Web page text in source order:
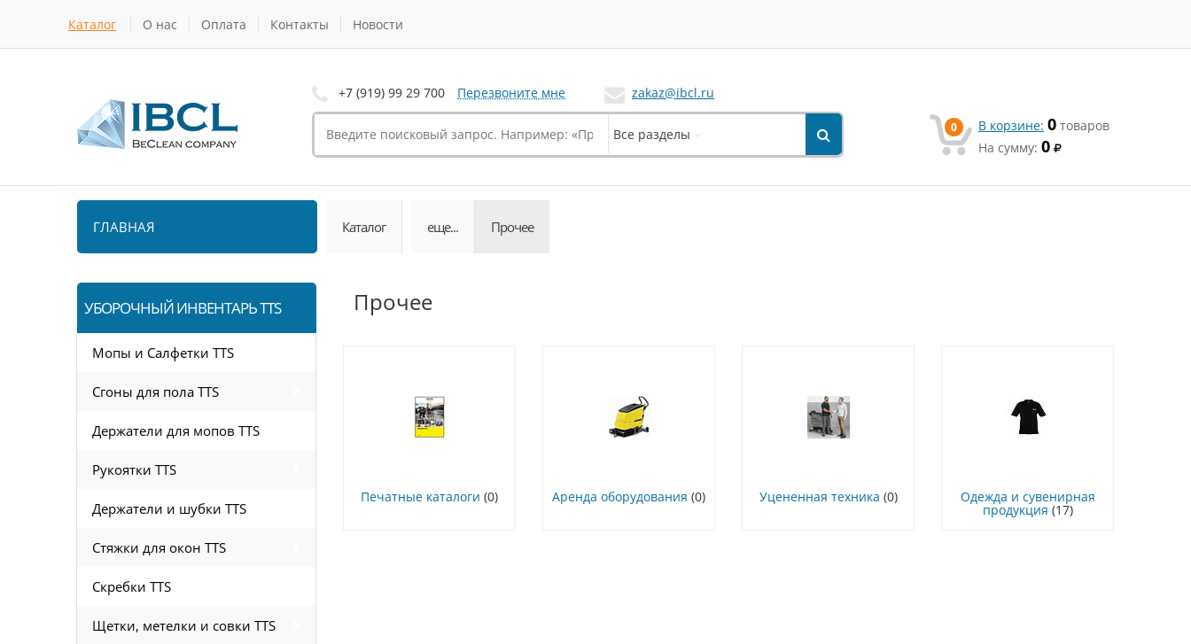
Каталог О нас Оплата Контакты Новости
+7 (919) 99 29 700 Перезвоните мне zakaz@ibcl.ru
Все разделы 0 В корзине: 0 товаров
На сумму: 0
ГЛАВНАЯ Каталог еще... Прочее
УБОРОЧНЫЙ ИНВЕНТАРЬ TTS
Мопы и Салфетки TTS
Сгоны для пола TTS
Держатели для мопов TTS
Рукоятки TTS
Держатели и шубки TTS
Стяжки для окон TTS
Скребки TTS
Щетки, метелки и совки TTS
Прочее
Печатные каталоги (0) Аренда оборудования (0) Уцененная техника (0) Одежда и сувенирная
продукция (17)